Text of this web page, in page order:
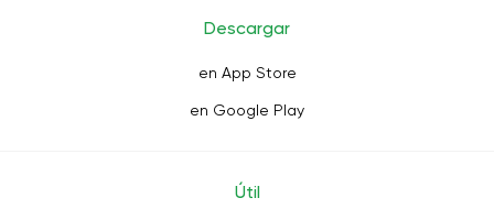
Descargar
en App Store
en Google Play
Útil